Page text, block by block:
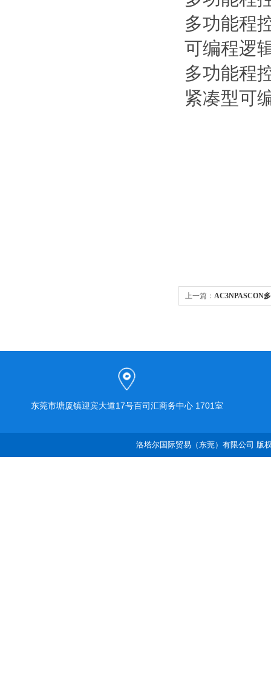
多功能程
可编程逻
多功能程
紧凑型可
上一篇： AC3NPASCON
东莞市塘厦镇迎宾大道17号百司汇商务中心 1701室
洛塔尔国际贸易（东莞）有限公司 版